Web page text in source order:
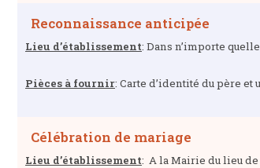
Reconnaissance anticipée
Lieu d’établissement: Dans n’importe
Pièces à fournir: Carte d’identité du père
Célébration de mariage
Lieu d’établissement: A la Mairie du lieu